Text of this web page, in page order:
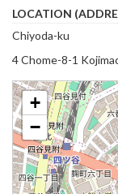
LOCATION
Chiyoda-ku
4 Chome-8-1
+
−